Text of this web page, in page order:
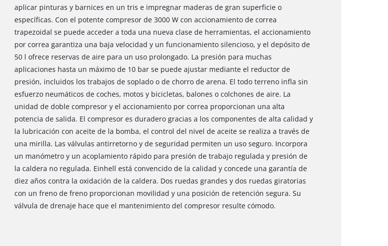
aplicar pinturas y barnices en un tris e impregnar maderas de gran superficie o
específicas. Con el potente compresor de 3000 W con accionamiento de correa
trapezoidal se puede acceder a toda una nueva clase de herramientas, el accionamiento
por correa garantiza una baja velocidad y un funcionamiento silencioso, y el depósito de
50 l ofrece reservas de aire para un uso prolongado. La presión para muchas
aplicaciones hasta un máximo de 10 bar se puede ajustar mediante el reductor de
presión, incluidos los trabajos de soplado o de chorro de arena. El todo terreno infla sin
esfuerzo neumáticos de coches, motos y bicicletas, balones o colchones de aire. La
unidad de doble compresor y el accionamiento por correa proporcionan una alta
potencia de salida. El compresor es duradero gracias a los componentes de alta calidad y
la lubricación con aceite de la bomba, el control del nivel de aceite se realiza a través de
una mirilla. Las válvulas antirretorno y de seguridad permiten un uso seguro. Incorpora
un manómetro y un acoplamiento rápido para presión de trabajo regulada y presión de
la caldera no regulada. Einhell está convencido de la calidad y concede una garantía de
diez años contra la oxidación de la caldera. Dos ruedas grandes y dos ruedas giratorias
con un freno de freno proporcionan movilidad y una posición de retención segura. Su
válvula de drenaje hace que el mantenimiento del compresor resulte cómodo.